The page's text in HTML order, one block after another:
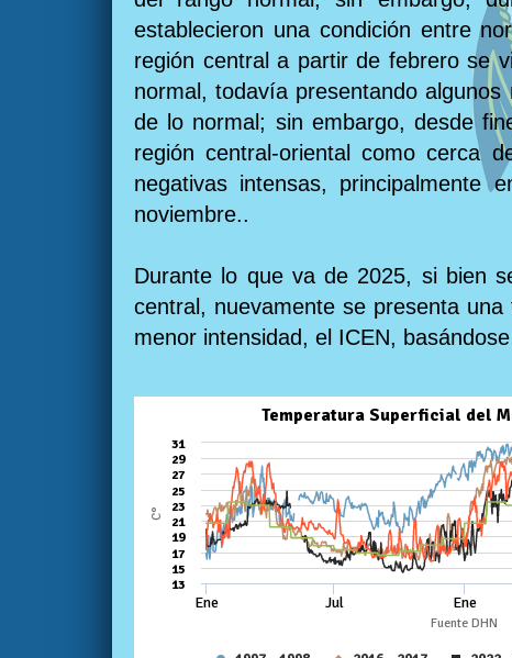
establecieron una condición entre
región central a partir de febrero se
normal, todavía presentando
de lo normal; sin embargo, desde
región central-oriental como cerca
negativas intensas,
noviembre..
Durante lo que va de 2025, si bien
central, nuevamente se presenta
menor intensidad, el ICEN,